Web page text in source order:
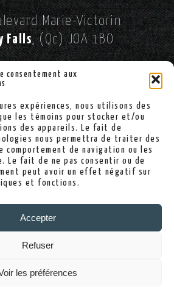
consentement aux
expériences, nous utilisons des
les témoins pour stocker et/ou
des appareils. Le fait de
nous permettra de traiter des
comportement de navigation ou les
Le fait de ne pas consentir ou de
peut avoir un effet négatif sur
et fonctions.
Accepter
Refuser
les préférences
Marie-Victorin
Falls, (Qc) JOA 1BO
SUR FACEBOOK!
(819) 363-2900
de confidentialité
de cookies
Chênes - 2026. Tous droits réservés